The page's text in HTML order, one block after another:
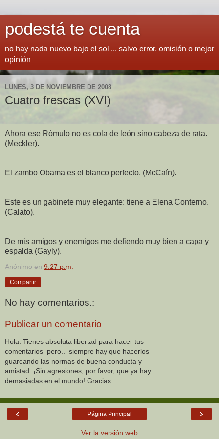
podestá te cuenta
no hay nada nuevo bajo el sol ... salvo error, omisión o mejor
opinión
LUNES, 3 DE NOVIEMBRE DE 2008
Cuatro frescas (XVI)
Ahora ese Rómulo no es cola de león sino cabeza de rata.
(Meckler).
El zambo Obama es el blanco perfecto. (McCaín).
Este es un gabinete muy elegante: tiene a Elena Conterno.
(Calato).
De mis amigos y enemigos me defiendo muy bien a capa y
espalda (Gayly).
Anónimo en 9:27 p.m.
Compartir
No hay comentarios.:
Publicar un comentario
Hola: Tienes absoluta libertad para hacer tus
comentarios, pero... siempre hay que hacerlos
guardando las normas de buena conducta y
amistad. ¡Sin agresiones, por favor, que ya hay
demasiadas en el mundo! Gracias.
‹ ›
Página Principal
Ver la versión web